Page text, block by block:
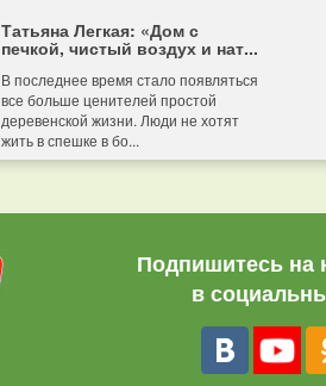
Татьяна Легкая: «Дом с
печкой, чистый воздух и нат...
В последнее время стало появляться
все больше ценителей простой
деревенской жизни. Люди не хотят
жить в спешке в бо...
Подпишитесь на
в